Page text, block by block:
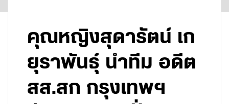
คุณหญิงสุดารัตน์ เก
ยุราพันธุ์ นำทีม อดีต
สส.สก กรุงเทพฯ